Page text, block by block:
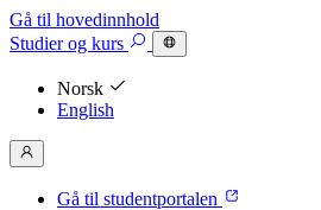
Gå til hovedinnhold
Studierog kurs
Norsk
English
Gå til studentportalen